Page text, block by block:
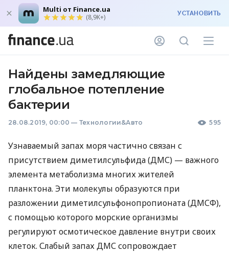
Multi от Finance.ua
(8,9K+) УСТАНОВИТЬ
Найдены замедляющие
глобальное потепление
бактерии
28.08.2019, 00:00 — Технологии&Авто 595
Узнаваемый запах моря частично связан с
присутствием диметилсульфида (ДМС) — важного
элемента метаболизма многих жителей
планктона. Эти молекулы образуются при
разложении диметилсульфонопропионата (ДМСФ),
с помощью которого морские организмы
регулируют осмотическое давление внутри своих
клеток. Слабый запахДМСсопровождает